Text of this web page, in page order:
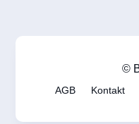
©
AGB Kontakt